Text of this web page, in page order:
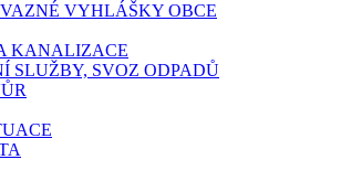
VYHLÁŠKY OBCE
KANALIZACE
SLUŽBY, SVOZ ODPADŮ